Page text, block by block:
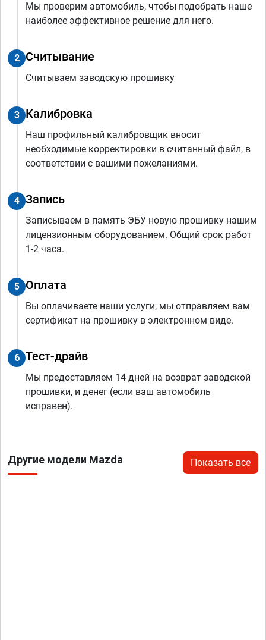
Мы проверим автомобиль, чтобы подобрать наше
наиболее эффективное решение для него.
2 Считывание
Считываем заводскую прошивку
3 Калибровка
Наш профильный калибровщик вносит
необходимые корректировки в считанный файл, в
соответствии с вашими пожеланиями.
4 Запись
Записываем в память ЭБУ новую прошивку нашим
лицензионным оборудованием. Общий срок работ
1-2 часа.
5 Оплата
Вы оплачиваете наши услуги, мы отправляем вам
сертификат на прошивку в электронном виде.
6 Тест-драйв
Мы предоставляем 14 дней на возврат заводской
прошивки, и денег (если ваш автомобиль
исправен).
Другие модели Mazda Показать все